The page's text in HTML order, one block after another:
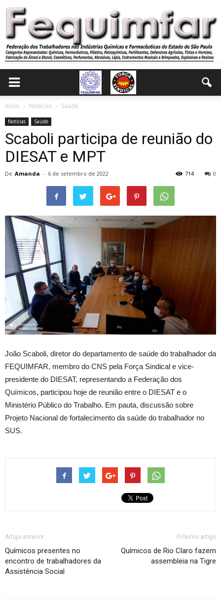
Início Notícias Saúde
Notícias Saúde
Scaboli participa de reunião do
DIESAT e MPT
De Amanda - 6 de setembro de 2022 0
714
João Scaboli, diretor do departamento de saúde do trabalhador da
FEQUIMFAR, membro do CNS pela Força Sindical e vice-
presidente do DIESAT, representando a Federação dos
Químicos, participou hoje de reunião entre o DIESAT e o
Ministério Público do Trabalho. Em pauta, discussão sobre
Projeto Nacional de fortalecimento da saúde do trabalhador no
SUS.
Artigo anterior
Químicos presentes no
encontro de trabalhadores da
Assistência Social
Próximo artigo
Químicos de Rio Claro fazem
assembleia na Tigre